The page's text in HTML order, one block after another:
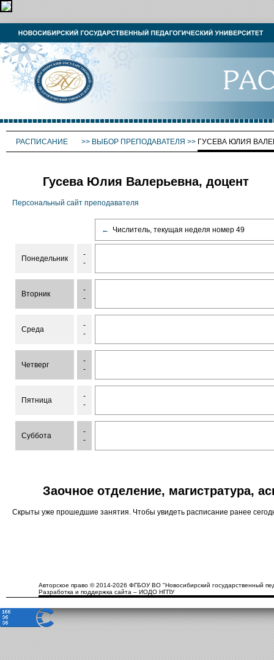
РАСПИСАНИЕ >> ВЫБОР ПРЕПОДАВАТЕЛЯ >> ГУСЕВА ЮЛИЯ
Гусева Юлия Валерьевна, доцент
Персональный сайт преподавателя
← Числитель, текущая неделя номер 49
Понедельник
-
-
Вторник
-
-
Среда
-
-
Четверг
-
-
Пятница
-
-
Суббота
-
-
Заочное отделение, магистратура,
Скрыты уже прошедшие занятия. Чтобы увидеть расписание ранее
Авторское право © 2014-2026 ФГБОУ ВО "Новосибирский государственный
Разработка и поддержка сайта – ИОДО НГПУ